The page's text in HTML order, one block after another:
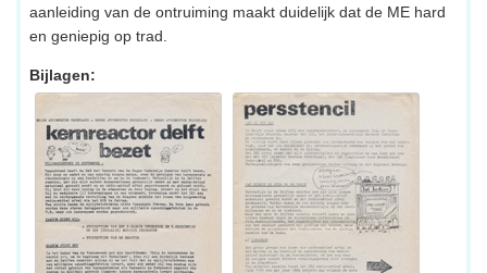
aanleiding van de ontruiming maakt duidelijk dat de ME hard
en geniepig op trad.
Bijlagen: